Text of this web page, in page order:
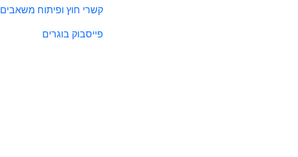
קשרי חוץ ופיתוח משאבים
פייסבוק בוגרים